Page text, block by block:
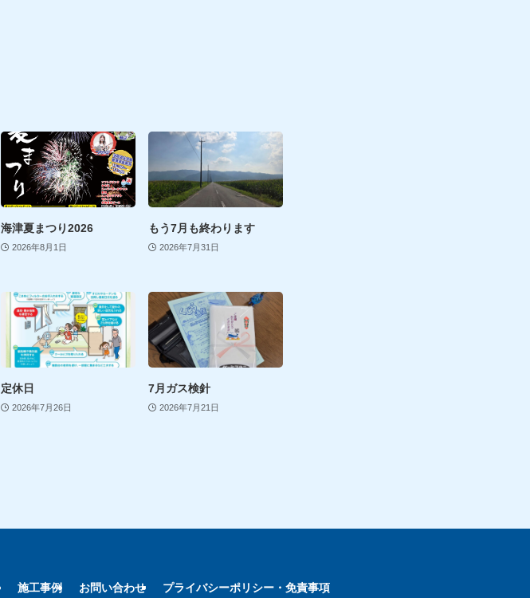
海津夏まつり2026
2026年8月1日
もう7月も終わります
2026年7月31日
定休日
2026年7月26日
7月ガス検針
2026年7月21日
施工事例 お問い合わせ プライバシーポリシー・免責事項